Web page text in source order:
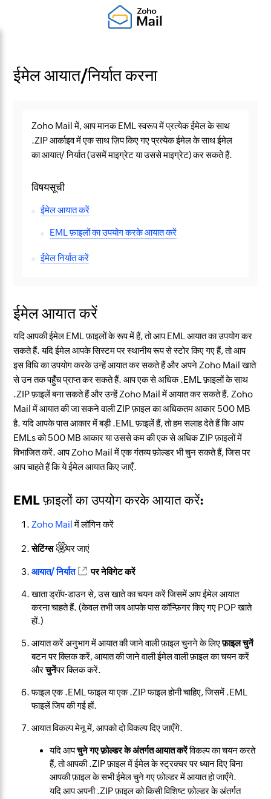
ईमेल आयात/निर्यात करना
Zoho Mail में, आप मानक EML स्वरूप में प्रत्येक ईमेल के साथ
.ZIP आर्काइव में एक साथ ज़िप किए गए प्रत्येक ईमेल के साथ ईमेल
का आयात/ निर्यात (उसमें माइग्रेट या उससे माइग्रेट) कर सकते हैं.
विषयसूची
ईमेल आयात करें
EML फ़ाइलों का उपयोग करके आयात करें
ईमेल निर्यात करें
ईमेल आयात करें
यदि आपकी ईमेल EML फ़ाइलों के रूप में हैं, तो आप EML आयात का उपयोग कर
सकते हैं. यदि ईमेल आपके सिस्टम पर स्थानीय रूप से स्टोर किए गए हैं, तो आप
इस विधि का उपयोग करके उन्हें आयात कर सकते हैं और अपने Zoho Mail खाते
से उन तक पहुँच प्राप्त कर सकते हैं. आप एक से अधिक .EML फ़ाइलों के साथ
.ZIP फ़ाइलें बना सकते हैं और उन्हें Zoho Mail में आयात कर सकते हैं. Zoho
Mail में आयात की जा सकने वाली ZIP फ़ाइल का अधिकतम आकार 500 MB
है. यदि आपके पास आकार में बड़ी .EML फ़ाइलें हैं, तो हम सलाह देते हैं कि आप
EMLs को 500 MB आकार या उससे कम की एक से अधिक ZIP फ़ाइलों में
विभाजित करें. आप Zoho Mail में एक गंतव्य फ़ोल्डर भी चुन सकते हैं, जिस पर
आप चाहते हैं कि ये ईमेल आयात किए जाएँ.
EML फ़ाइलों का उपयोग करके आयात करें:
Zoho Mailमें लॉगिन करें
सेटिंग्स ​पर जाएं
आयात/ निर्यात पर नेविगेट करें
खाता ड्रॉप-डाउन से, उस खाते का चयन करें जिसमें आप ईमेल आयात
करना चाहते हैं. (केवल तभी जब आपके पास कॉन्फ़िगर किए गए POP खाते
हों.)
आयात करें अनुभाग में आयात की जाने वाली फ़ाइल चुनने के लिएफ़ाइल चुनें
बटन पर क्लिक करें, आयात की जाने वाली ईमेल वाली फ़ाइल का चयन करें
औरचुनेंपर क्लिक करें.
फाइल एक .EML फाइल या एक .ZIP फाइल होनी चाहिए, जिसमें .EML
फाइलें जिप की गई हों.
आयात विकल्प मेनू में, आपको दो विकल्प दिए जाएँगे.
यदि आपचुने गए फ़ोल्डर के अंतर्गत आयात करेंविकल्प का चयन करते
हैं, तो आपकी .ZIP फ़ाइल में ईमेल के स्ट्रक्चर पर ध्यान दिए बिना
आपकी फ़ाइल के सभी ईमेल चुने गए फ़ोल्डर में आयात हो जाएँगे.
यदि आप अपनी .ZIP फ़ाइल को किसी विशिष्ट फ़ोल्डर के अंतर्गत